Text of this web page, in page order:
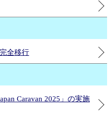
全移行
Caravan 2025」の実施